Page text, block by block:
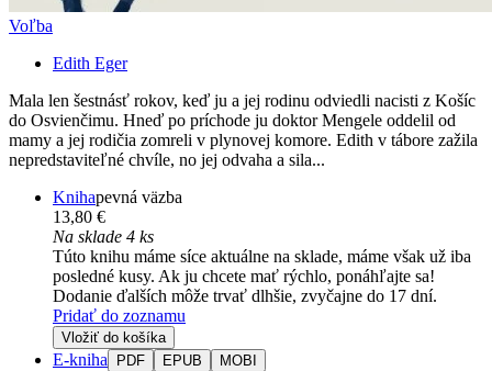
Voľba
Edith Eger
Mala len šestnásť rokov, keď ju a jej rodinu odviedli nacisti z Košíc
do Osvienčimu. Hneď po príchode ju doktor Mengele oddelil od
mamy a jej rodičia zomreli v plynovej komore. Edith v tábore zažila
nepredstaviteľné chvíle, no jej odvaha a sila...
Knihapevná väzba
13,80 €
Na sklade 4 ks
Túto knihu máme síce aktuálne na sklade, máme však už iba
posledné kusy. Ak ju chcete mať rýchlo, ponáhľajte sa!
Dodanie ďalších môže trvať dlhšie, zvyčajne do 17 dní.
Pridať do zoznamu
Vložiť do košíka
E-kniha PDF EPUB MOBI